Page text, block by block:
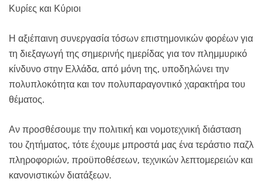
Κυρίες και Κύριοι
Η αξιέπαινη συνεργασία τόσων επιστημονικών φορέων για
τη διεξαγωγή της σημερινής ημερίδας για τον πλημμυρικό
κίνδυνο στην Ελλάδα, από μόνη της, υποδηλώνει την
πολυπλοκότητα και τον πολυπαραγοντικό χαρακτήρα του
θέματος.
Αν προσθέσουμε την πολιτική και νομοτεχνική διάσταση
του ζητήματος, τότε έχουμε μπροστά μας ένα τεράστιο παζλ
πληροφοριών, προϋποθέσεων, τεχνικών λεπτομερειών και
κανονιστικών διατάξεων.